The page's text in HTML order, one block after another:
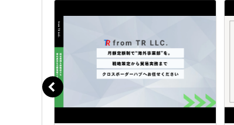
Ｑ.申込方法を教えてください
Ａ. 申込書をご返送ください、オンラ
申込には当社指定の申込書にご記入の上、ご
オンラインでの申込希望の方は、フォームを